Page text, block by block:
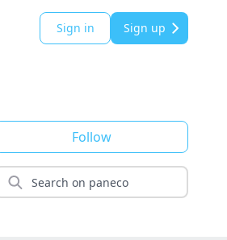
Sign in Sign up
Follow